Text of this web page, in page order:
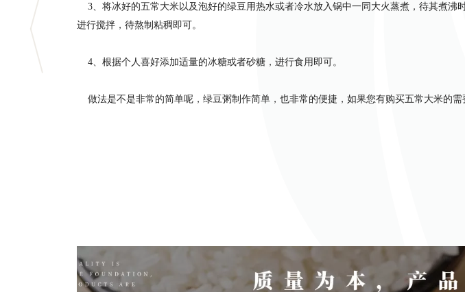
3、将冰好的五常大米以及泡好的绿豆用热水或者冷水放入锅中一同大火蒸煮，待其煮沸
进行搅拌，待熬制粘稠即可。
4、根据个人喜好添加适量的冰糖或者砂糖，进行食用即可。
做法是不是非常的简单呢，绿豆粥制作简单，也非常的便捷，如果您有购买五常大米的需